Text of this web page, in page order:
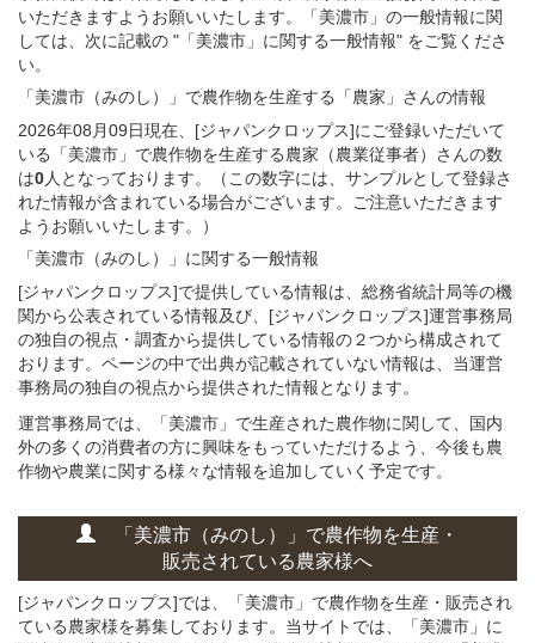
いただきますようお願いいたします。「美濃市」の一般情報に関
しては、次に記載の "「美濃市」に関する一般情報" をご覧くださ
い。
「美濃市（みのし）」 で農作物を生産する 「農家」さんの情報
2026年08月09日現在、[ジャパンクロップス]にご登録いただいて
いる「美濃市」で農作物を生産する農家（農業従事者）さんの数
は0人となっております。（この数字には、サンプルとして登録さ
れた情報が含まれている場合がございます。ご注意いただきます
ようお願いいたします。）
「美濃市（みのし）」 に関する一般情報
[ジャパンクロップス]で提供している情報は、総務省統計局等の機
関から公表されている情報及び、[ジャパンクロップス]運営事務局
の独自の視点・調査から提供している情報の２つから構成されて
おります。ページの中で出典が記載されていない情報は、当運営
事務局の独自の視点から提供された情報となります。
運営事務局では、「美濃市」で生産された農作物に関して、国内
外の多くの消費者の方に興味をもっていただけるよう、今後も農
作物や農業に関する様々な情報を追加していく予定です。
「美濃市（みのし）」 で農作物を生産・
販売されている農家様へ
[ジャパンクロップス]では、「美濃市」で農作物を生産・販売され
ている農家様を募集しております。当サイトでは、「美濃市」に